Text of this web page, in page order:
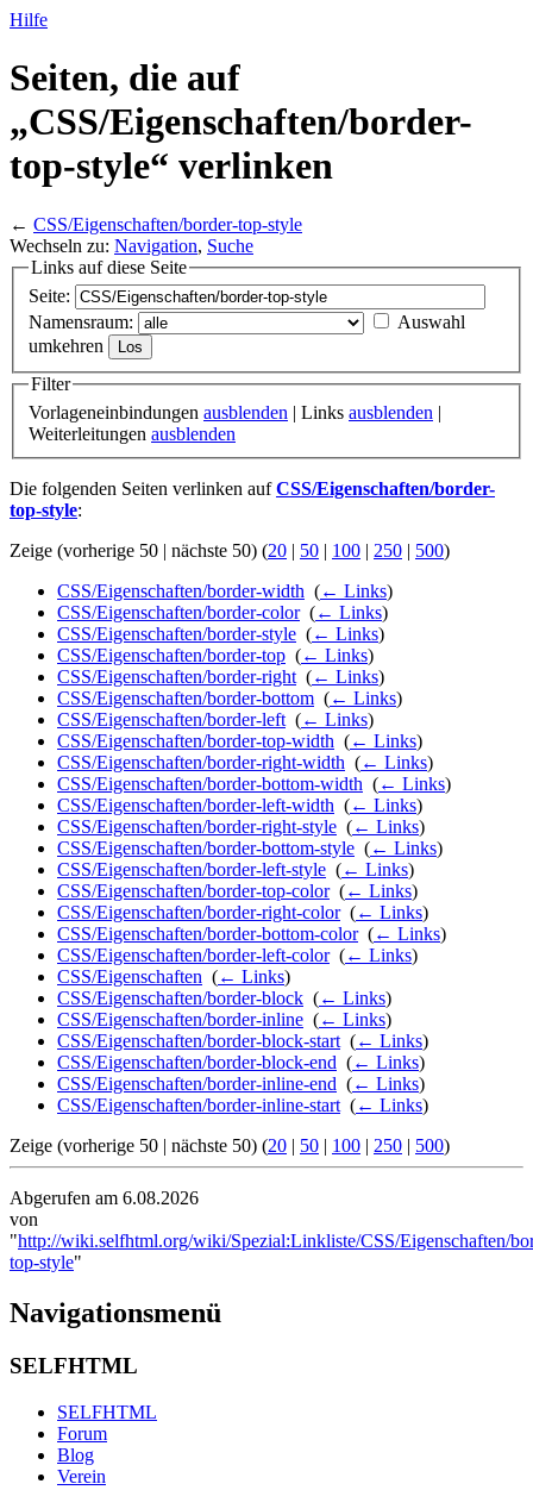
Hilfe
Seiten, die auf
„CSS/Eigenschaften/border-
top-style“ verlinken
← CSS/Eigenschaften/border-top-style
Wechseln zu: Navigation, Suche
Links auf diese Seite
Seite:
Namensraum:
Auswahl
umkehren
Filter
Vorlageneinbindungen ausblenden | Links ausblenden |
Weiterleitungen ausblenden
Die folgenden Seiten verlinken aufCSS/Eigenschaften/border-
top-style:
Zeige (vorherige 50 | nächste 50) (20 | 50 | 100 | 250 | 500)
CSS/Eigenschaften/border-width (← Links)
CSS/Eigenschaften/border-color‎ (← Links)
CSS/Eigenschaften/border-style (← Links)
CSS/Eigenschaften/border-top (← Links)
CSS/Eigenschaften/border-right (← Links)
CSS/Eigenschaften/border-bottom (← Links)
CSS/Eigenschaften/border-left (← Links)
CSS/Eigenschaften/border-top-width (← Links)
CSS/Eigenschaften/border-right-width (← Links)
CSS/Eigenschaften/border-bottom-width (← Links)
CSS/Eigenschaften/border-left-width (← Links)
CSS/Eigenschaften/border-right-style (← Links)
CSS/Eigenschaften/border-bottom-style (← Links)
CSS/Eigenschaften/border-left-style (← Links)
CSS/Eigenschaften/border-top-color‎ (← Links)
CSS/Eigenschaften/border-right-color‎ (← Links)
CSS/Eigenschaften/border-bottom-color‎ (← Links)
CSS/Eigenschaften/border-left-color‎ (← Links)
CSS/Eigenschaften (← Links)
CSS/Eigenschaften/border-block (← Links)
CSS/Eigenschaften/border-inline (← Links)
CSS/Eigenschaften/border-block-start (← Links)
CSS/Eigenschaften/border-block-end (← Links)
CSS/Eigenschaften/border-inline-end (← Links)
CSS/Eigenschaften/border-inline-start (← Links)
Zeige (vorherige 50 | nächste 50) (20 | 50 | 100 | 250 | 500)
Abgerufen am 6.08.2026
von
"http://wiki.selfhtml.org/wiki/Spezial:Linkliste/CSS/Eigenschaften/
top-style"
Navigationsmenü
SELFHTML
SELFHTML
Forum
Blog
Verein